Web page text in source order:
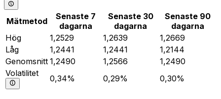
Mätmetod
Senaste 7
dagarna
Senaste 30
dagarna
Senaste 90
dagarna
Hög
1,2529 1,2639
1,2669
Låg
1,2441 1,2441
1,2144
Genomsnitt 1,2490 1,2566
1,2490
Volatilitet
0,34% 0,29% 0,30%